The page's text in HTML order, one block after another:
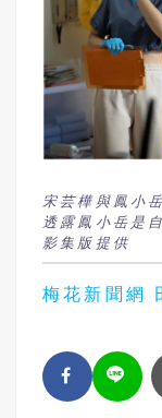
宋芸樺與鳳小
透露鳳小岳是
影集版提供
梅花新聞網